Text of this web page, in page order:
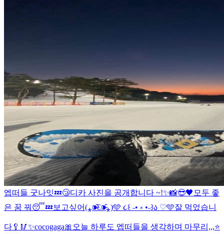
엡떠들 굿나잇💤😴디카 사진을 공개합니다 ~!✨📸😎🖤 모두 좋
은 꿈 꿔😴💤 보고싶어(⁎⁍̴̆Ɛ⁍̴̆⁎)🩵 ૮꒰ ˶• ༝ •˶꒱ა ♡🩵잘 먹었습니
다🥄🥢✨cocogaga🎀 오늘 하루도 엡떠들을 생각하며 마무리,,,⭐️